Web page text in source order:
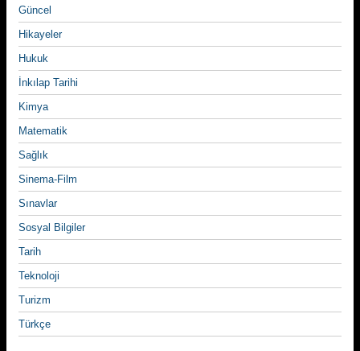
Güncel
Hikayeler
Hukuk
İnkılap Tarihi
Kimya
Matematik
Sağlık
Sinema-Film
Sınavlar
Sosyal Bilgiler
Tarih
Teknoloji
Turizm
Türkçe